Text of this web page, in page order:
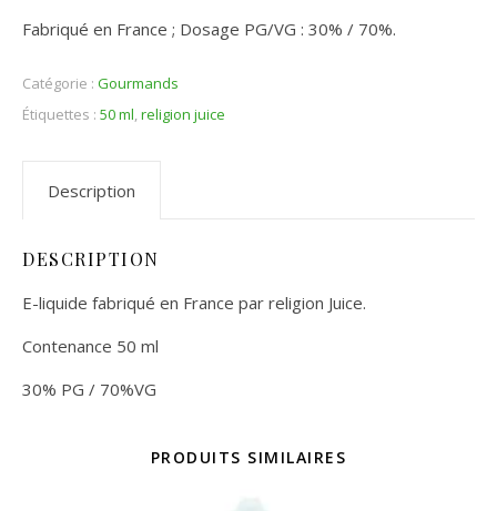
Fabriqué en France ; Dosage PG/VG : 30% / 70%.
Catégorie : Gourmands
Étiquettes : 50 ml,religion juice
Description
DESCRIPTION
E-liquide fabriqué en France par religion Juice.
Contenance 50 ml
30% PG / 70%VG
PRODUITS SIMILAIRES